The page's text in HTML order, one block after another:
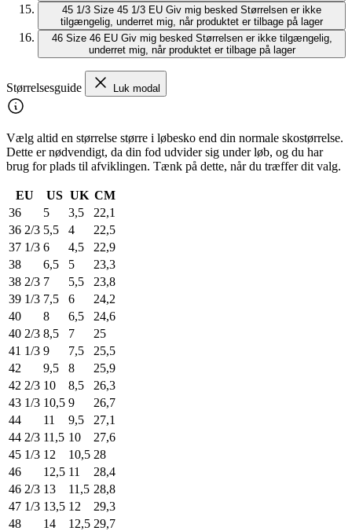
45 1/3 Size 45 1/3 EU Giv mig besked Størrelsen er ikke
tilgængelig, underret mig, når produktet er tilbage på lager
46 Size 46 EU Giv mig besked Størrelsen er ikke tilgængelig,
underret mig, når produktet er tilbage på lager
Størrelsesguide Luk modal
Vælg altid en størrelse større i løbesko end din normale skostørrelse.
Dette er nødvendigt, da din fod udvider sig under løb, og du har
brug for plads til afviklingen. Tænk på dette, når du træffer dit valg.
EU US UK CM
36
5 3,5
22,1
36 2/3 5,5 4
22,5
37 1/3 6 4,5
22,9
38
6,5 5
23,3
38 2/3 7 5,5
23,8
39 1/3 7,5 6
24,2
40
8 6,5
24,6
40 2/3 8,5 7
25
41 1/3 9 7,5
25,5
42
9,5 8
25,9
42 2/3 10 8,5
26,3
43 1/3 10,5 9
26,7
44
11 9,5
27,1
44 2/3 11,5 10
27,6
45 1/3 12 10,5 28
46
12,5 11
28,4
46 2/3 13 11,5 28,8
47 1/3 13,5 12
29,3
48
14 12,5 29,7